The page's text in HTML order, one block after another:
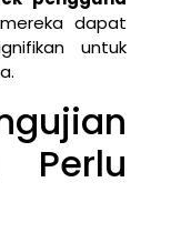
dapat
untuk
Perlu